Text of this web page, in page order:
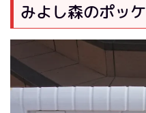
みよし森のポッケ